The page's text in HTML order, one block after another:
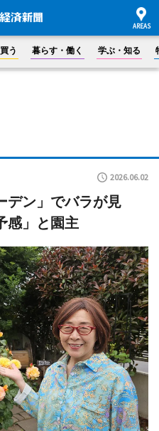
買う 暮らす・働く 学ぶ・知る
2026.06.02
デン」でバラが見
」と園主